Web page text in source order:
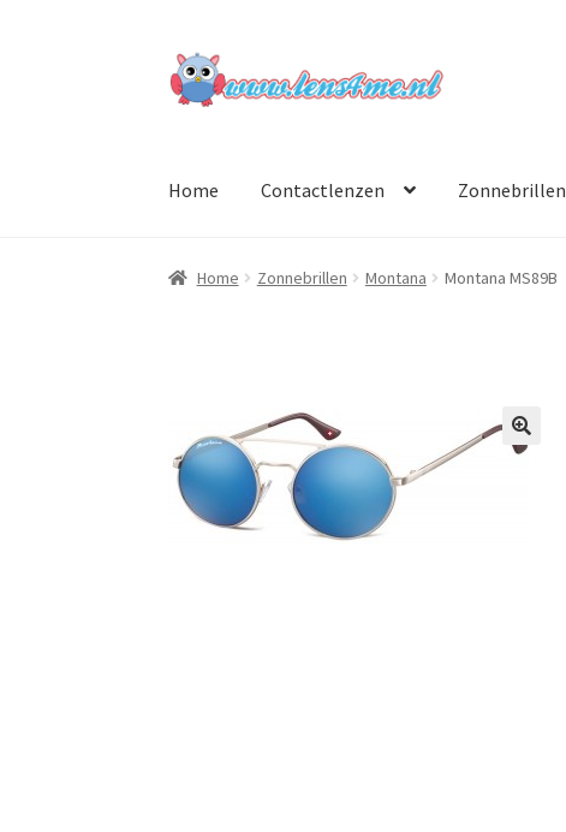
Ga
door
Ga
naar
Home
Contactlenzen Zonnebrillen
Home Zonnebrillen Montana Montana MS89B
🔍